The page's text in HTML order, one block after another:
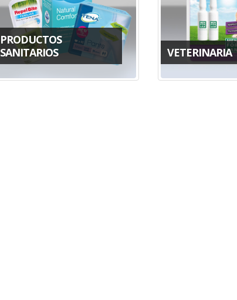
PRODUCTOS
SANITARIOS
VETERINARIA